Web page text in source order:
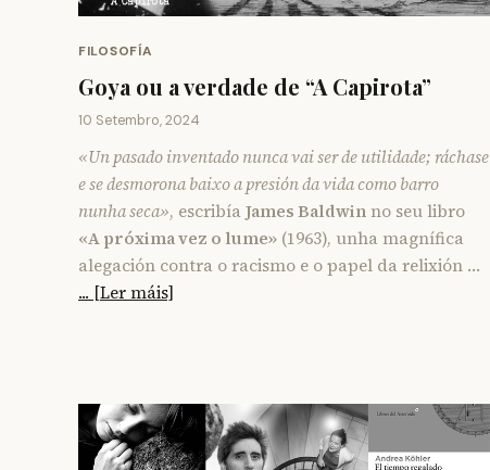
FILOSOFÍA
Goya ou a verdade de “A Capirota”
10 Setembro, 2024
«Un pasado inventado nunca vai ser de utilidade; ráchase
e se desmorona baixo a presión da vida como barro
nunha seca», escribíaJames Baldwin no seu libro
«A próxima vez o lume» (1963), unha magnífica
alegación contra o racismo e o papel da relixión …
... [Ler máis]